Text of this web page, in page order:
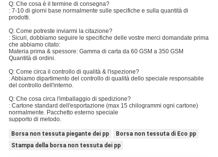
Q: Che cosa è il termine di consegna?
: 7-10 di giorni base normalmente sulle specifiche e sulla quantità di
prodotti.
Q: Come potreste inviarmi la citazione?
: Sicuri, dobbiamo seguire le specifiche delle vostre merci domandate prima
che abbiamo citato:
Materia prima & spessore: Gamma di carta da 60 GSM a 350 GSM
Quantità di ordini.
Q: Come circa il controllo di qualità & l'ispezione?
: Abbiamo dipartimento del controllo di qualità dello speciale responsabile
del controllo dell'interno.
Q: Che cosa circa l'imballaggio di spedizione?
: Cartone standard dell'esportazione (max 15 chilogrammi ogni cartone)
normalmente. Pacchetto esterno speciale
supporto di metodo.
Borsa non tessuta piegante dei pp
Borsa non tessuta di Eco pp
Stampa della borsa non tessuta dei pp